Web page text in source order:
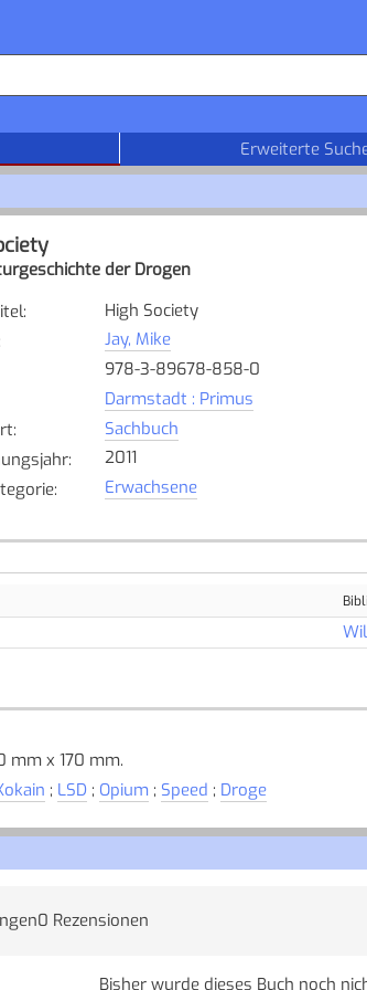
Erweiterte
der Drogen
:
High Society
Jay, Mike
978-3-89678-858-0
Darmstadt : Primus
:
Sachbuch
:
2011
: Erwachsene
Wil
mm x 170 mm.
; LSD; Opium; Speed ; Droge
0 Rezensionen
Bisher wurde dieses Buch noch